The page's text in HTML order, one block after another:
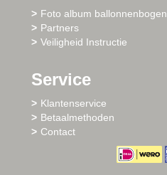
Foto album ballonnenbogen
Partners
Veiligheid Instructie
Service
Klantenservice
Betaalmethoden
Contact